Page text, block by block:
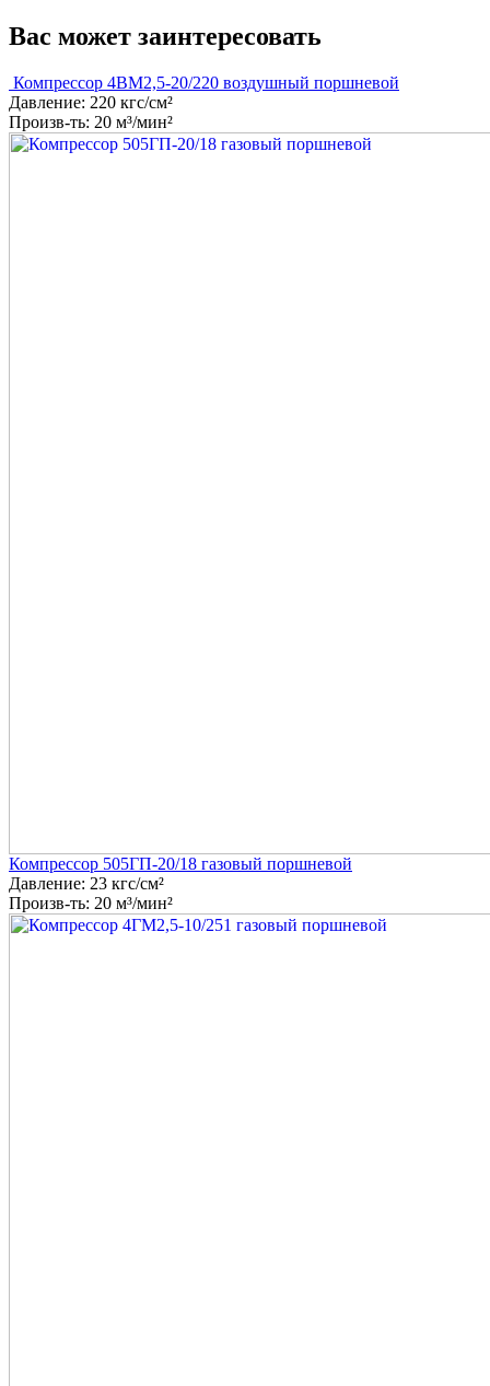
Вас может заинтересовать
Компрессор 4ВМ2,5-20/220 воздушный поршневой
Давление: 220 кгс/см²
Произв-ть: 20 м³/мин²
Компрессор 505ГП-20/18 газовый поршневой
Давление: 23 кгс/см²
Произв-ть: 20 м³/мин²